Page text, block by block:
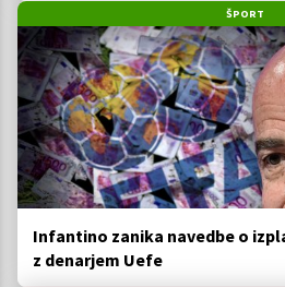
ŠPORT
Infantino zanika navedbe o
z denarjem Uefe